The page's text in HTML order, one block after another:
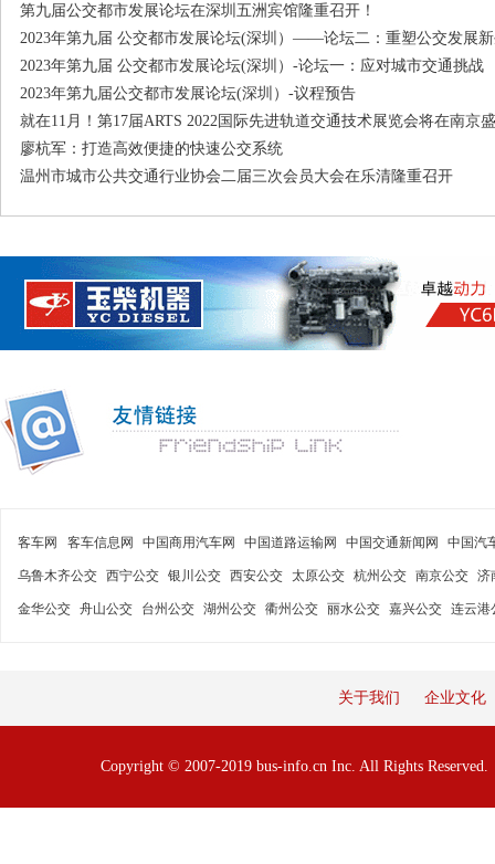
第九届公交都市发展论坛在深圳五洲宾馆隆重召开！
2023年第九届 公交都市发展论坛(深圳）——论坛二：重塑公交发展
2023年第九届 公交都市发展论坛(深圳）-论坛一：应对城市交通挑战
2023年第九届公交都市发展论坛(深圳）-议程预告
就在11月！第17届ARTS 2022国际先进轨道交通技术展览会将在南京
廖杭军：打造高效便捷的快速公交系统
温州市城市公共交通行业协会二届三次会员大会在乐清隆重召开
客车网 客车信息网 中国商用汽车网 中国道路运输网 中国交通新闻网 中国汽
乌鲁木齐公交 西宁公交 银川公交 西安公交 太原公交 杭州公交 南京公交 济
金华公交 舟山公交 台州公交 湖州公交 衢州公交 丽水公交 嘉兴公交 连云港
关于我们 企业文化
Copyright © 2007-2019 bus-info.cn Inc. All Rights